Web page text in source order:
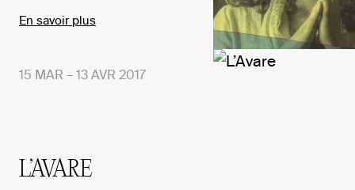
En savoir plus
L’AVARE
15 MAR – 13 AVR 2017